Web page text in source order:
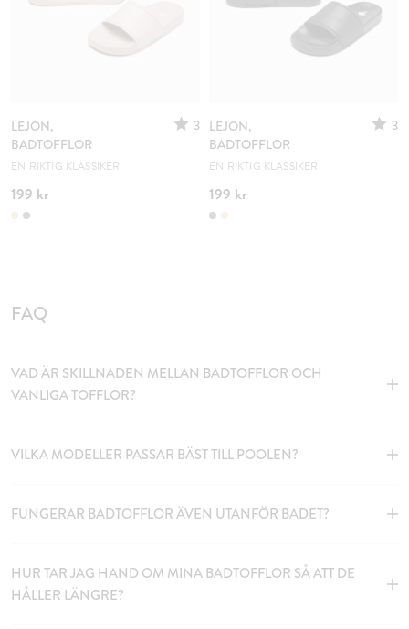
LEJON,
BADTOFFLOR
3
EN RIKTIG KLASSIKER
199 kr
LEJON,
BADTOFFLOR
3
EN RIKTIG KLASSIKER
199 kr
FAQ
VAD ÄR SKILLNADEN MELLAN BADTOFFLOR OCH
VANLIGA TOFFLOR?
VILKA MODELLER PASSAR BÄST TILL POOLEN?
FUNGERAR BADTOFFLOR ÄVEN UTANFÖR BADET?
HUR TAR JAG HAND OM MINA BADTOFFLOR SÅ ATT DE
HÅLLER LÄNGRE?